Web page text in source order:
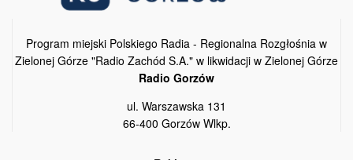
Program miejski Polskiego Radia - Regionalna Rozgłośnia w
Zielonej Górze "Radio Zachód S.A." w likwidacji w Zielonej Górze
Radio Gorzów
ul. Warszawska 131
66-400 Gorzów Wlkp.